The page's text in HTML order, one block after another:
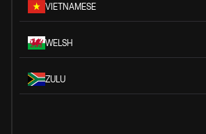
VIETNAMESE
WELSH
ZULU